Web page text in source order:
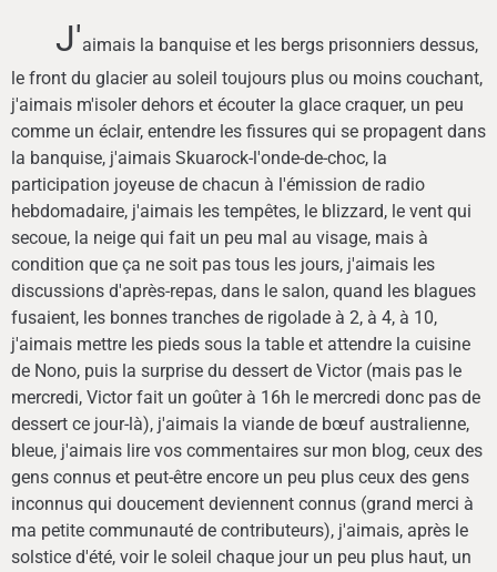
J'aimais la banquise et les bergs prisonniers dessus,
le front du glacier au soleil toujours plus ou moins couchant,
j'aimais m'isoler dehors et écouter la glace craquer, un peu
comme un éclair, entendre les fissures qui se propagent dans
la banquise, j'aimais Skuarock-l'onde-de-choc, la
participation joyeuse de chacun à l'émission de radio
hebdomadaire, j'aimais les tempêtes, le blizzard, le vent qui
secoue, la neige qui fait un peu mal au visage, mais à
condition que ça ne soit pas tous les jours, j'aimais les
discussions d'après-repas, dans le salon, quand les blagues
fusaient, les bonnes tranches de rigolade à 2, à 4, à 10,
j'aimais mettre les pieds sous la table et attendre la cuisine
de Nono, puis la surprise du dessert de Victor (mais pas le
mercredi, Victor fait un goûter à 16h le mercredi donc pas de
dessert ce jour-là), j'aimais la viande de bœuf australienne,
bleue, j'aimais lire vos commentaires sur mon blog, ceux des
gens connus et peut-être encore un peu plus ceux des gens
inconnus qui doucement deviennent connus (grand merci à
ma petite communauté de contributeurs), j'aimais, après le
solstice d'été, voir le soleil chaque jour un peu plus haut, un